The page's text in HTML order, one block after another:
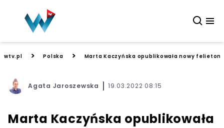
wtv.pl > Polska > Marta Kaczyńska opublikowała nowy
Agata Jaroszewska 19.03.2022 08:15
Marta Kaczyńska opublikowała